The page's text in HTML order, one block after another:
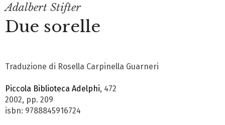
Adalbert Stifter
Due sorelle
Traduzione di Rosella Carpinella Guarneri
Piccola Biblioteca Adelphi, 472
2002, pp. 209
isbn: 9788845916724